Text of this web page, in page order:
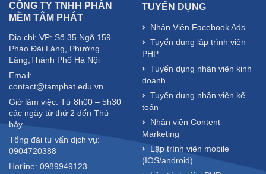
CÔNG TY TNHH PHẦN
MỀM TÂM PHÁT
Địa chỉ: VP: Số 35 Ngõ 159
Pháo Đài Láng, Phường
Láng,Thành Phố Hà Nội
Email:
contact@tamphat.edu.vn
Giờ làm việc: Từ 8h00 – 5h30
các ngày từ thứ 2 đến Thứ
bảy
Tổng đài tư vấn dịch vụ:
0904720388
Hotline: 0989949123
TUYỂN DỤNG
Nhân Viên Facebook Ads
Tuyển dụng lập trình viên
PHP
Tuyển dụng nhân viên kinh
doanh
Tuyển dụng nhân viên kế
toán
Nhân viên Content
Marketing
Lập trình viên mobile
(IOS/android)